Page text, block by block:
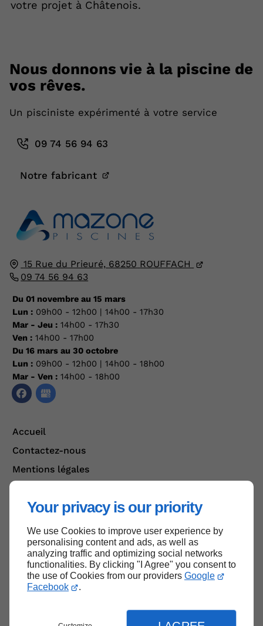
Your privacy is our priority
We use Cookies to improve user experience by
personalising content and ads, as well as
analyzing traffic and optimizing social networks
functionalities. By clicking "I Agree" you consent to
the use of Cookies from our providers Google
Facebook
.
votre projet à Châtenois.
15 Rue du Prieuré, 68250 ROUFFACH
09 74 56 94 63
Du 01 novembre au 15 mars
Lun :09h00 - 12h00 | 14h00 - 17h30
Mar - Jeu :14h00 - 17h30
Ven :14h00 - 17h00
Du 16 mars au 30 octobre
Lun :09h00 - 12h00 | 14h00 - 18h00
Mar - Ven :14h00 - 18h00
Accueil
Contactez-nous
Mentions légales
Nous donnons vie à la piscine de
vos rêves.
Un pisciniste expérimenté à votre service
09 74 56 94 63
Notre fabricant
Haut de page